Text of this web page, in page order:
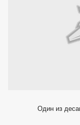
Один из